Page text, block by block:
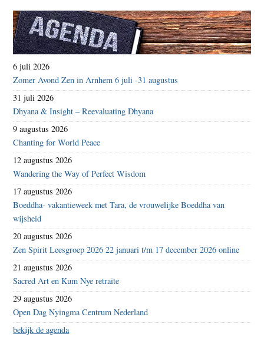
6 juli 2026
Zomer Avond Zen in Arnhem 6 juli -31 augustus
31 juli 2026
Dhyana & Insight – Reevaluating Dhyana
9 augustus 2026
Chanting for World Peace
12 augustus 2026
Wandering the Way of Perfect Wisdom
17 augustus 2026
Boeddha- vakantieweek met Tara, de vrouwelijke Boeddha van
wijsheid
20 augustus 2026
Zen Spirit Leesgroep 2026 22 januari t/m 17 december 2026 online
21 augustus 2026
Sacred Art en Kum Nye retraite
29 augustus 2026
Open Dag Nyingma Centrum Nederland
bekijk de agenda